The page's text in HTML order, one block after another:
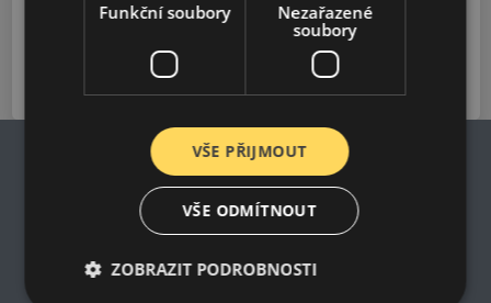
Impresum
Nákupní podmínky
Funkční soubory
Nezařazené
soubory
VŠE PŘIJMOUT
VŠE ODMÍTNOUT
ZOBRAZIT PODROBNOSTI